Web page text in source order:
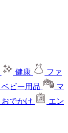
健康
ファ
ベビー用品
マ
おでかけ
エン